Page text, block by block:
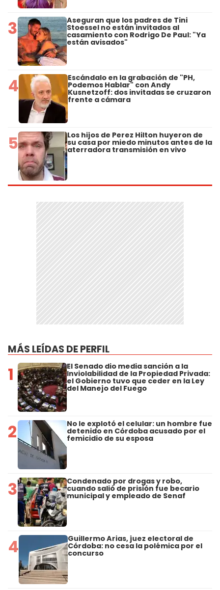
3 Aseguran que los padres de Tini
Stoessel no están invitados al
casamiento con Rodrigo De Paul: "Ya
están avisados"
4 Escándalo en la grabación de "PH,
Podemos Hablar" con Andy
Kusnetzoff: dos invitadas se cruzaron
frente a cámara
5 Los hijos de Perez Hilton huyeron de
su casa por miedo minutos antes de la
aterradora transmisión en vivo
MÁS LEÍDAS DE PERFIL
1 El Senado dio media sanción a la
Inviolabilidad de la Propiedad Privada:
el Gobierno tuvo que ceder en la Ley
del Manejo del Fuego
2 No le explotó el celular: un hombre fue
detenido en Córdoba acusado por el
femicidio de su esposa
3 Condenado por drogas y robo,
cuando salió de prisión fue becario
municipal y empleado de Senaf
4 Guillermo Arias, juez electoral de
Córdoba: no cesa la polémica por el
concurso